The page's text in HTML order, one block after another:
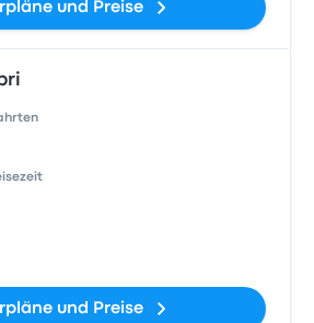
und Preise
und Preise